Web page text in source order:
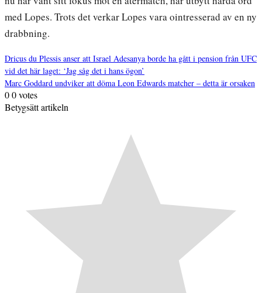
med Lopes. Trots det verkar Lopes vara ointresserad av en ny
drabbning.
Inläggsnavigering
Dricus du Plessis anser att Israel Adesanya borde ha gått i pension från UFC
vid det här laget: ‘Jag såg det i hans ögon’
Marc Goddard undviker att döma Leon Edwards matcher – detta är orsaken
00votes
Betygsätt artikeln